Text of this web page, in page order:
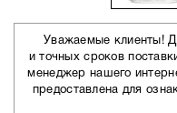
Уважаемые клиенты!
и точных сроков
менеджер нашего
предоставлена для